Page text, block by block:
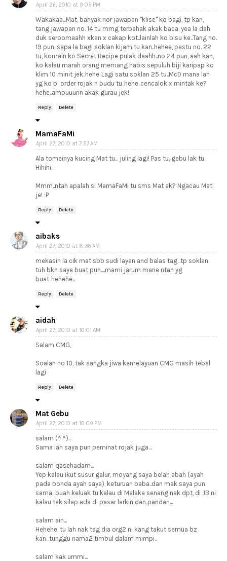
April 26, 2010 at 9:05 PM
Wakakaa...Mat, banyak nor jawapan "klise" ko bagi, tp kan,
tang jawapan no. 14 tu mmg terbahak akak baca, yea la dah
duk seroomaahh xkan x cakap kot..lainlah ko bisu ke..Tang no.
19 pun, sapa la bagi soklan kijam tu kan..hehee, pastu no. 22
tu, komain ko Secret Recipe pulak daahh..no 24 pun, aah kan,
ko kalau marah orang memang habis sepuluh biji karipap ko
klim 10 minit jek..hehe..Lagi satu soklan 25 tu..McD mana lah
yg ko pi order rojak n budu tu..hehe..cencalok x mintak ke?
hehe..ampuuunn akak gurau jek!
Reply Delete
MamaFaMi
April 27, 2010 at 7:57 AM
Ala tomeinya kucing Mat tu... juling lagi! Pas tu, gebu lak tu..
Hihihi...
Mmm..ntah apalah si MamaFaMi tu sms Mat ek? Ngacau Mat
je! :P
Reply Delete
aibaks
April 27, 2010 at 8:36 AM
mekasih la cik mat sbb sudi layan and balas tag...tp soklan
tuh bkn saye buat pun....mami jarum mane ntah yg
buat..hehehe..
Reply Delete
aidah
April 27, 2010 at 10:01 AM
Salam CMG,
Soalan no 10, tak sangka jiwa kemelayuan CMG masih tebal
lagi
Reply Delete
Mat Gebu
April 27, 2010 at 10:09 PM
salam (^.^)..
Sama lah saya pun peminat rojak juga...
salam qasehadam...
Yep kalau ikut susur galur, moyang saya belah abah (ayah
pada bonda ayah saya), keturuan baba..dan mak saya pun
sama...buah keluak tu kalau di Melaka senang nak dpt, di JB ni
kalau tak silap ada di pasar larkin dan pandan...
salam ain...
Hehehe, tu lah nak tag dia org2 ni kang takut semua bz
kan...tunggu nama2 timbul dalam mimpi..
salam kak ummi...